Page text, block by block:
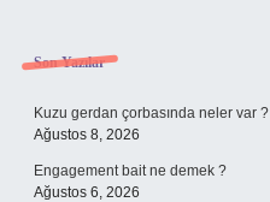
Sidebar
Son Yazılar
Kuzu gerdan çorbasında neler var ?
Ağustos 8, 2026
Engagement bait ne demek ?
Ağustos 6, 2026